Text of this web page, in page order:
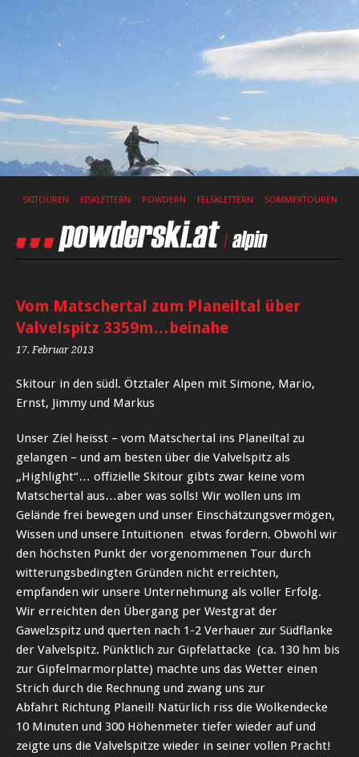
SKITOUREN EISKLETTERN POWDERN FELSKLETTERN SOMMERTOUREN
Vom Matschertal zum Planeiltal über
Valvelspitz 3359m…beinahe
17. Februar 2013
Skitour in den südl. Ötztaler Alpen mit Simone, Mario,
Ernst, Jimmy und Markus
Unser Ziel heisst – vom Matschertal ins Planeiltal zu
gelangen – und am besten über die Valvelspitz als
„Highlight“… offizielle Skitour gibts zwar keine vom
Matschertal aus…aber was solls! Wir wollen uns im
Gelände frei bewegen und unser Einschätzungsvermögen,
Wissen und unsere Intuitionen etwas fordern. Obwohl wir
den höchsten Punkt der vorgenommenen Tour durch
witterungsbedingten Gründen nicht erreichten,
empfanden wir unsere Unternehmung als voller Erfolg.
Wir erreichten den Übergang per Westgrat der
Gawelzspitz und querten nach 1-2 Verhauer zur Südflanke
der Valvelspitz. Pünktlich zur Gipfelattacke (ca. 130 hm bis
zur Gipfelmarmorplatte) machte uns das Wetter einen
Strich durch die Rechnung und zwang uns zur
Abfahrt Richtung Planeil! Natürlich riss die Wolkendecke
10 Minuten und 300 Höhenmeter tiefer wieder auf und
zeigte uns die Valvelspitze wieder in seiner vollen Pracht!